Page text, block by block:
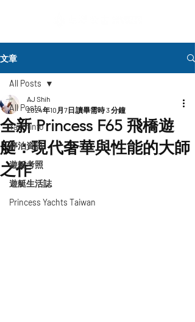
文章
All Posts
Yachtinfo
停泊資訊
遊艇考照
遊艇生活誌
Princess Yachts Taiwan
All Posts
全新 Princess F65 飛橋遊
艇：現代奢華與性能的大師
之作
AJ Shih
2024年10月7日讀畢需時 3 分鐘